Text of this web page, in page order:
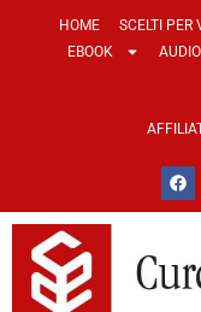
HOME SCELTI PER
EBOOK